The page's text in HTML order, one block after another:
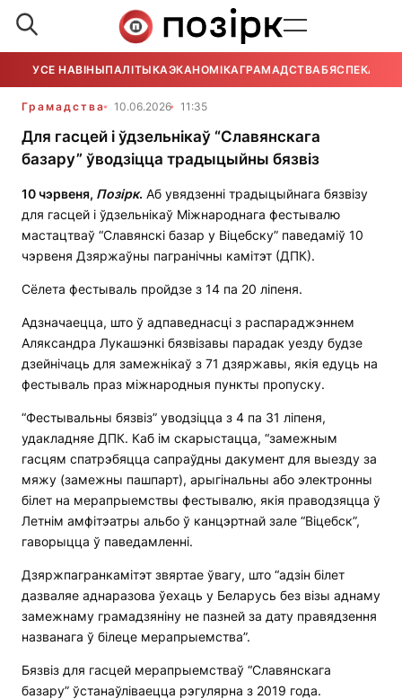
УСЕ НАВІНЫПАЛІТЫКАЭКАНОМІКАГРАМАДСТВАБЯСПЕКА
Грамадства 10.06.2026 11:35
Для гасцей і ўдзельнікаў “Славянскага
базару” ўводзіцца традыцыйны бязвіз
10 чэрвеня, Позірк. Аб увядзенні традыцыйнага бязвізу
для гасцей і ўдзельнікаў Міжнароднага фестывалю
мастацтваў “Славянскі базар у Віцебску” паведаміў 10
чэрвеня Дзяржаўны пагранічны камітэт (ДПК).
Сёлета фестываль пройдзе з 14 па 20 ліпеня.
Адзначаецца, што ў адпаведнасці з распараджэннем
Аляксандра Лукашэнкі бязвізавы парадак уезду будзе
дзейнічаць для замежнікаў з 71 дзяржавы, якія едуць на
фестываль праз міжнародныя пункты пропуску.
“Фестывальны бязвіз” уводзіцца з 4 па 31 ліпеня,
удакладняе ДПК. Каб ім скарыстацца, “замежным
гасцям спатрэбяцца сапраўдны дакумент для выезду за
мяжу (замежны пашпарт), арыгінальны або электронны
білет на мерапрыемствы фестывалю, якія праводзяцца ў
Летнім амфітэатры альбо ў канцэртнай зале “Віцебск”,
гаворыцца ў паведамленні.
Дзяржпагранкамітэт звяртае ўвагу, што “адзін білет
дазваляе аднаразова ўехаць у Беларусь без візы аднаму
замежнаму грамадзяніну не пазней за дату правядзення
названага ў білеце мерапрыемства”.
Бязвіз для гасцей мерапрыемстваў “Славянскага
базару” ўстанаўліваецца рэгулярна з 2019 года.